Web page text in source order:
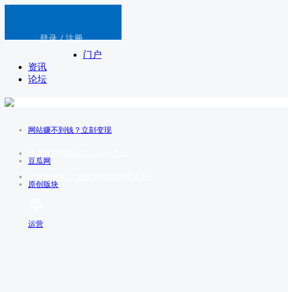
登录 / 注册
门户
资讯
论坛
网站赚不到钱？立刻变现
豆瓜网
原创版块
运营